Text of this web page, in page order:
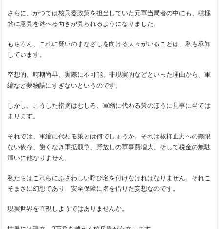
さらに、かつては核兵器政策を担当していた元軍当局者の中にも、積極
的に意見を述べる向きが見られるようになりました。
もちろん、これに疑いのまなざしを向ける人々がいることは、私も承知
しています。
空想的、時期尚早、実際に不可能、非現実的などといった理由から、軍
縮など夢物語にすぎないというのです。
しかし、こうした指摘はむしろ、軍縮に代わる策のほうに見事に当ては
まります。
それでは、軍縮に代わる策とは何でしょうか。それは核抑止力への際限
ない依存、飽くなき軍拡競争、野放しの軍事費増大、そして税金の無駄
遣いに他なりません。
私たちはこれらにふさわしい呼び名を付けなければなりません。それこ
そまさに幻想であり、安全保障に名を借りた妄想なのです。
現実世界を直視しようではありませんか。